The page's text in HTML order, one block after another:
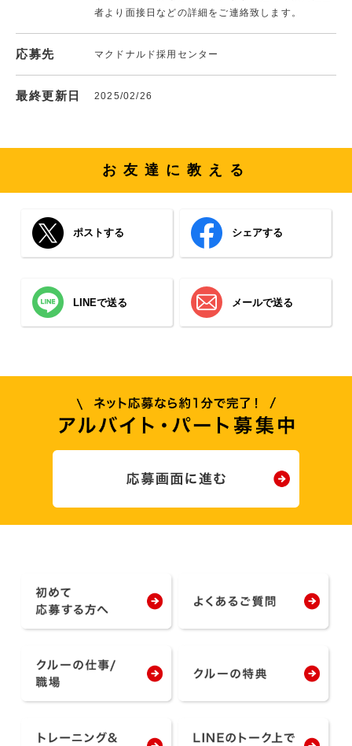
者より面接日などの詳細をご連絡致します。
応募先 マクドナルド採用センター
最終更新日 2025/02/26
お友達に教える
ポストする シェアする
LINEで送る メールで送る